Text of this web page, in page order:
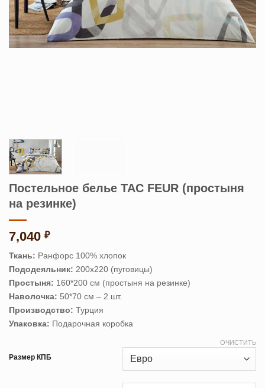
Постельное белье TAC FEUR (простыня
на резинке)
7,040 ₽
Ткань: Ранфорс 100% хлопок
Пододеяльник: 200х220 (пуговицы)
Простыня: 160*200 см (простыня на резинке)
Наволочка: 50*70 см – 2 шт.
Производство: Турция
Упаковка: Подарочная коробка
Размер КПБ
ОЧИСТИТЬ